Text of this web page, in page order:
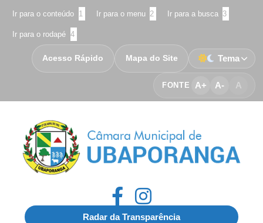
Ir para o conteúdo 1 Ir para o menu 2 Ir para a busca 3
Ir para o rodapé 4
FONTE A+ A- A
Acesso Rápido Mapa do Site Tema
Radar da Transparência